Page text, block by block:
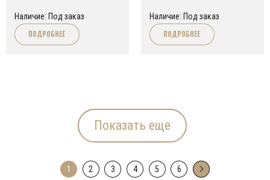
Наличие: Под заказ
ПОДРОБНЕЕ
Наличие: Под заказ
ПОДРОБНЕЕ
Показать еще
1 2 3 4 5 6 →